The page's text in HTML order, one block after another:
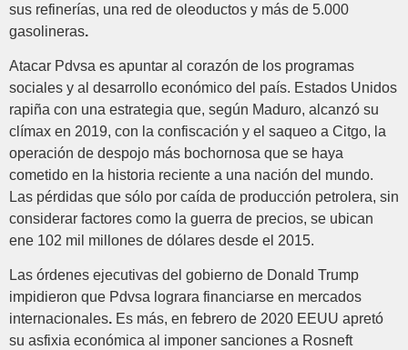
sus refinerías, una red de oleoductos y más de 5.000
gasolineras.
Atacar Pdvsa es apuntar al corazón de los programas
sociales y al desarrollo económico del país. Estados Unidos
rapiña con una estrategia que, según Maduro, alcanzó su
clímax en 2019, con la confiscación y el saqueo a Citgo, la
operación de despojo más bochornosa que se haya
cometido en la historia reciente a una nación del mundo.
Las pérdidas que sólo por caída de producción petrolera, sin
considerar factores como la guerra de precios, se ubican
ene 102 mil millones de dólares desde el 2015.
Las órdenes ejecutivas del gobierno de Donald Trump
impidieron que Pdvsa lograra financiarse en mercados
internacionales. Es más, en febrero de 2020 EEUU apretó
su asfixia económica al imponer sanciones a Rosneft